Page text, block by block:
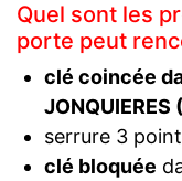
Quel sont les
porte peut
clé coincée
serrure 3
clé bloquée